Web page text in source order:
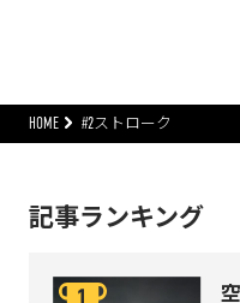
HOME #2ストローク
記事ランキング